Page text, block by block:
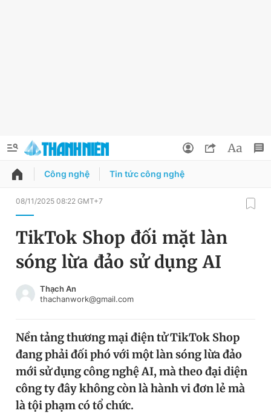
QUẢNG CÁO ĐẶT BÁO
Chuyên mục
Chuyên mục khác
Tin thị trường Tin 360
Video Magazine
Đổi mật khẩu
Tin đã lưu
Tin đã xem
Đăng xuất
Công nghệ Tin tức công nghệ
08/11/2025 08:22 GMT+7
TikTok Shop đối mặt làn
sóng lừa đảo sử dụng AI
Thạch An
thachanwork@gmail.com
Nền tảng thương mại điện tử TikTok Shop
đang phải đối phó với một làn sóng lừa đảo
mới sử dụng công nghệ AI, mà theo đại diện
công ty đây không còn là hành vi đơn lẻ mà
là tội phạm có tổ chức.